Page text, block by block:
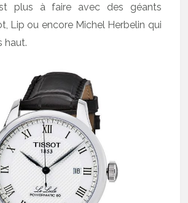
plus à faire avec des géants
Lip ou encore Michel Herbelin qui
haut.